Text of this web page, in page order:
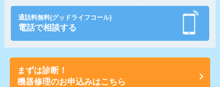
通話料無料(グッドライフコール)
電話で相談する
まずは診断！
機器修理のお申込みはこちら